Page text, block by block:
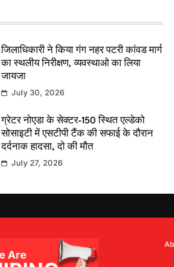
जिलाधिकारी ने किया गंग नहर पटरी कांवड मार्ग
का स्थलीय निरीक्षण, व्यवस्थाओ का लिया
जायजा
July 30, 2026
ग्रेटर नोएडा के सेक्टर-150 स्थित एल्डेको
सोसाइटी में एसटीपी टैंक की सफाई के दौरान
दर्दनाक हादसा, दो की मौत
July 27, 2026